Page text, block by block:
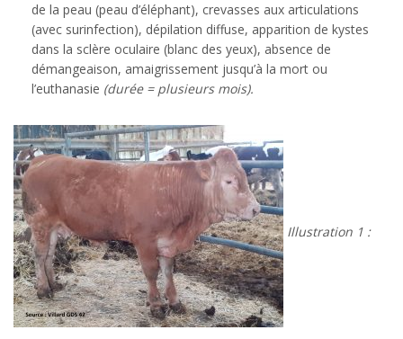
de la peau (peau d’éléphant), crevasses aux articulations
(avec surinfection), dépilation diffuse, apparition de kystes
dans la sclère oculaire (blanc des yeux), absence de
démangeaison, amaigrissement jusqu’à la mort ou
l’euthanasie (durée = plusieurs mois).
Illustration 1 :